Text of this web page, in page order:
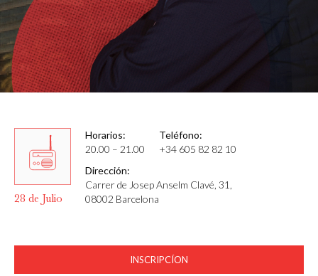
28 de Julio
Horarios:
20.00 – 21.00
Teléfono:
+34 605 82 82 10
Dirección:
Carrer de Josep Anselm Clavé, 31,
08002 Barcelona
INSCRIPCÍON